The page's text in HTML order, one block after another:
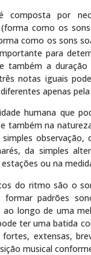
composta por
como os
como os sons
para
também a duração
notas iguais
apenas
humana que
também na
observação,
da simples
ou na
do ritmo são o
formar padrões
longo de uma
ter uma batida
extensas,
musical